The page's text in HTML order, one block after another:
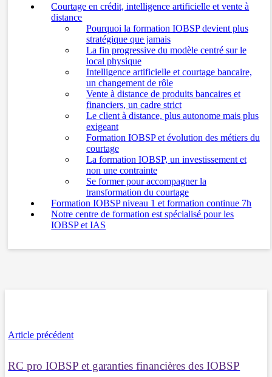
Courtage en crédit, intelligence artificielle et vente à
distance
Pourquoi la formation IOBSP devient plus
stratégique que jamais
La fin progressive du modèle centré sur le
local physique
Intelligence artificielle et courtage bancaire,
un changement de rôle
Vente à distance de produits bancaires et
financiers, un cadre strict
Le client à distance, plus autonome mais plus
exigeant
Formation IOBSP et évolution des métiers du
courtage
La formation IOBSP, un investissement et
non une contrainte
Se former pour accompagner la
transformation du courtage
Formation IOBSP niveau 1 et formation continue 7h
Notre centre de formation est spécialisé pour les
IOBSP et IAS
Article précédent
RC pro IOBSP et garanties financières des IOBSP